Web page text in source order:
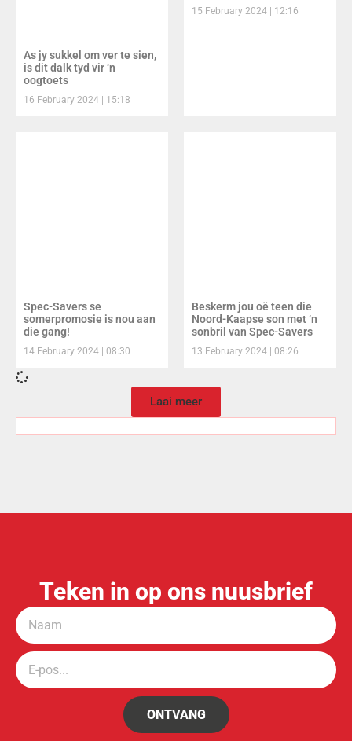
As jy sukkel om ver te sien,
is dit dalk tyd vir ‘n
oogtoets
16 February 2024 15:18
15 February 2024 12:16
Spec-Savers se
somerpromosie is nou aan
die gang!
14 February 2024 08:30
Beskerm jou oë teen die
Noord-Kaapse son met ‘n
sonbril van Spec-Savers
13 February 2024 08:26
Laai meer
Teken in op ons nuusbrief
ONTVANG